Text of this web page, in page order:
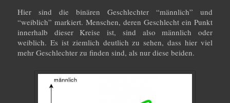
Hier sind die binären Geschlechter “männlich” und
“weiblich” markiert. Menschen, deren Geschlecht ein Punkt
innerhalb dieser Kreise ist, sind also männlich oder
weiblich. Es ist ziemlich deutlich zu sehen, dass hier viel
mehr Geschlechter zu finden sind, als nur diese beiden.